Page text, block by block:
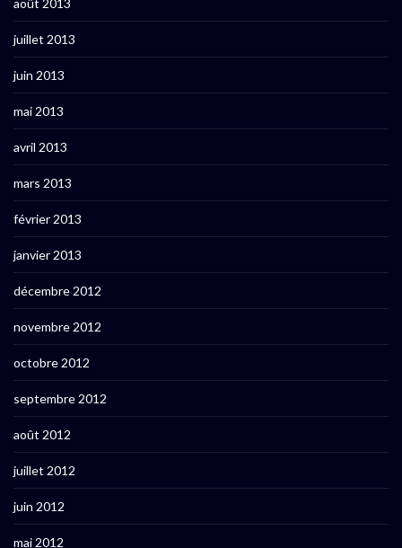
août 2013
juillet 2013
juin 2013
mai 2013
avril 2013
mars 2013
février 2013
janvier 2013
décembre 2012
novembre 2012
octobre 2012
septembre 2012
août 2012
juillet 2012
juin 2012
mai 2012